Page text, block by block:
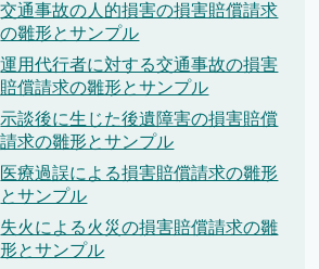
交通事故の人的損害の損害賠償請求
の雛形とサンプル
運用代行者に対する交通事故の損害
賠償請求の雛形とサンプル
示談後に生じた後遺障害の損害賠償
請求の雛形とサンプル
医療過誤による損害賠償請求の雛形
とサンプル
失火による火災の損害賠償請求の雛
形とサンプル